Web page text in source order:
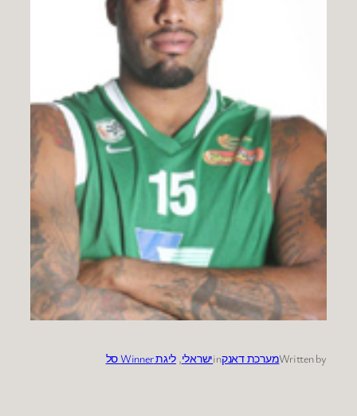
Written byמערכת דאנקinישראלי, ליגת Winner סל